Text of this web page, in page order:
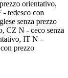
orientativo,
tedesco con
senza prezzo
CZ N - ceco senza
IT N -
prezzo